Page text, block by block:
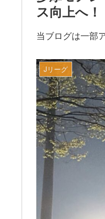
ス向上へ！
当ブログは一部
Jリーグ